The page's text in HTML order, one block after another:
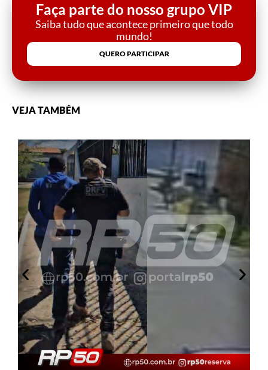
Faça parte do nosso grupo VIP
Saiba tudo que acontece primeiro que todo
mundo!
QUERO PARTICIPAR
VEJA TAMBÉM